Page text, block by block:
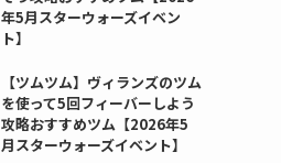
年5月スターウォーズイベン
ト】
【ツムツム】ヴィランズのツム
を使って5回フィーバーしよう
攻略おすすめツム【2026年5
月スターウォーズイベント】